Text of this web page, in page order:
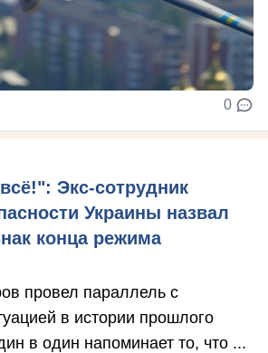
0
Экс-сотрудник
Украины назвал
конца режима
провел параллель с
в истории прошлого
в один напоминает то, что ...